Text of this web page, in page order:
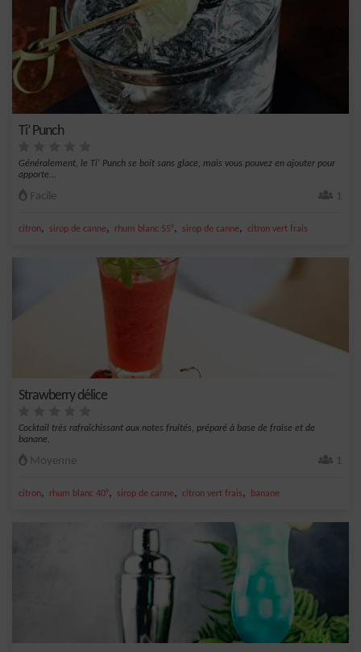
Ti’ Punch
Généralement, le Ti' Punch se boit sans glace, mais vous pouvez en ajouter pour
apporte...
Facile 1
citron, sirop de canne, rhum blanc 55°, sirop de canne, citron vert frais
Strawberry délice
Cocktail très rafraîchissant aux notes fruités, préparé à base de fraise et de
banane.
Moyenne 1
citron, rhum blanc 40°, sirop de canne, citron vert frais, banane